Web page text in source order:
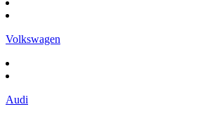
Volkswagen
Audi